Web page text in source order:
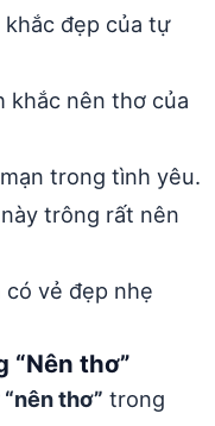
đẹp của tự
khắc nên thơ của
trong tình yêu.
trông rất nên
vẻ đẹp nhẹ
“Nên thơ”
“nên thơ” trong